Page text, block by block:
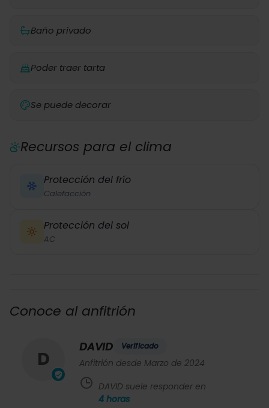
Baño privado
Poder traer tarta
Se puede decorar
Recursos para el clima
Protección del frío
Calefacción
Protección del sol
AC
Conoce al anfitrión
D
DAVID Verificado
Anfitrión desde Marzo de 2024
DAVID suele responder en
4 horas